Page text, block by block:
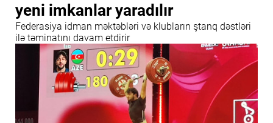
yeni imkanlar yaradılır
Federasiya idman məktəbləri və klubların ştanq dəstləri
ilə təminatını davam etdirir